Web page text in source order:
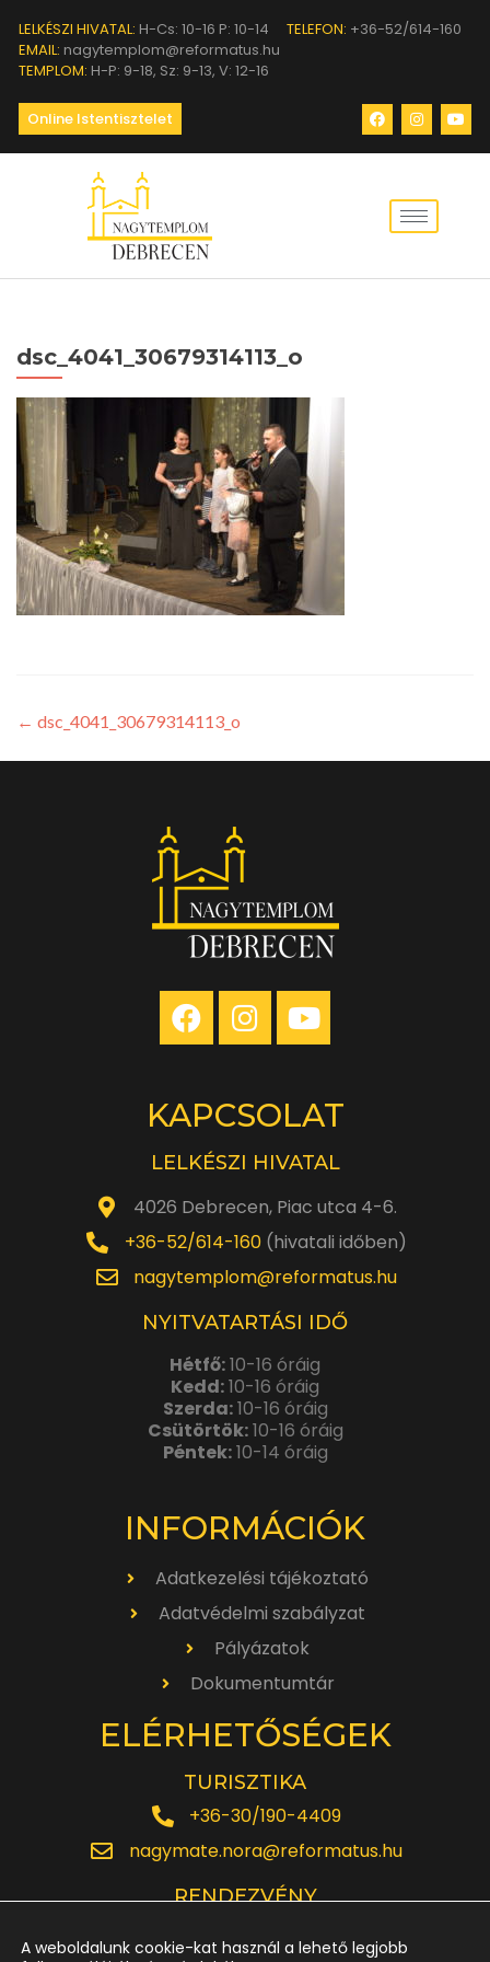
LELKÉSZI HIVATAL: H-Cs: 10-16 P: 10-14 TELEFON: +36-52/614-160
EMAIL: nagytemplom@reformatus.hu
TEMPLOM: H-P: 9-18, Sz: 9-13, V: 12-16
Online Istentisztelet
dsc_4041_30679314113_o
← dsc_4041_30679314113_o
KAPCSOLAT
LELKÉSZI HIVATAL
4026 Debrecen, Piac utca 4-6.
+36-52/614-160(hivatali időben)
nagytemplom@reformatus.hu
NYITVATARTÁSI IDŐ
Hétfő:10-16 óráig
Kedd:10-16 óráig
Szerda:10-16 óráig
Csütörtök:10-16 óráig
Péntek:10-14 óráig
INFORMÁCIÓK
Adatkezelési tájékoztató
Adatvédelmi szabályzat
Pályázatok
Dokumentumtár
ELÉRHETŐSÉGEK
TURISZTIKA
+36-30/190-4409
nagymate.nora@reformatus.hu
RENDEZVÉNY
A weboldalunk cookie-kat használ a lehető legjobb